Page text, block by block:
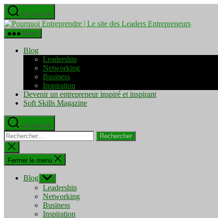
Aller
au
contenu
Recherche
Pourquoi
Menu
Blog
Leadership
Networking
Business
Inspiration
Devenir un entrepreneur inspiré et inspirant
Soft Skills Magazine
Recherche
Rechercher :
Fermer
la
recherche
Fermer le menu
Blog Afficher
le
sous-
menu
Leadership
Networking
Business
Inspiration